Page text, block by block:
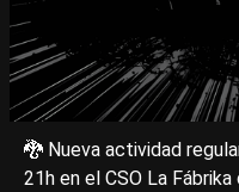
🐉 Nueva actividad
21h en el CSO La